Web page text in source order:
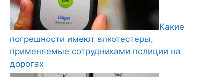
Какие
погрешности имеют алкотестеры,
применяемые сотрудниками полиции на
дорогах